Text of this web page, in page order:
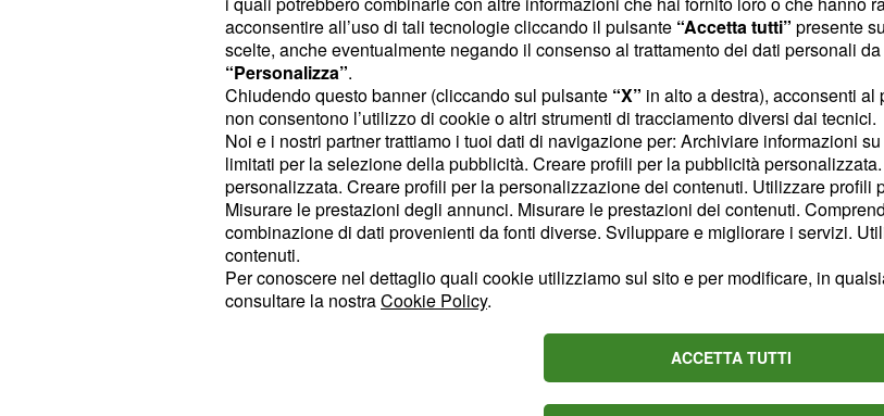
sottoposte al team di scienziati incaricati dall'Onu di
compilare il rapporto sulla situazione della crisi climatica che
viene realizzato dalle Nazioni Unite una volta ogni sei o
sette anni. Specifica la BBC: "I commenti dei governi che la
BBC ha letto sono nella stragrande maggioranza concepiti
per essere costruttivi e per migliorare la qualità del rapporto
finale" che sottolinea come i documenti siano stati passati
loro daGreenpeace UKe al suo team di giornalisti
investigativi,Unearthed.
acconsentire all’uso di tali tecnologie cliccando il pulsante “Accetta tutti” presente
scelte, anche eventualmente negando il consenso al trattamento dei dati personali
“Personalizza”.
Chiudendo questo banner (cliccando sul pulsante “X” in alto a destra), acconsenti
non consentono l’utilizzo di cookie o altri strumenti di tracciamento diversi dai tecnici.
Noi e i nostri partner trattiamo i tuoi dati di navigazione per: Archiviare informazioni
limitati per la selezione della pubblicità. Creare profili per la pubblicità
personalizzata. Creare profili per la personalizzazione dei contenuti. Utilizzare profili
Misurare le prestazioni degli annunci. Misurare le prestazioni dei contenuti.
combinazione di dati provenienti da fonti diverse. Sviluppare e migliorare i servizi.
contenuti.
Per conoscere nel dettaglio quali cookie utilizziamo sul sito e per modificare, in
consultare la nostraCookie Policy.
ACCETTA TUTTI